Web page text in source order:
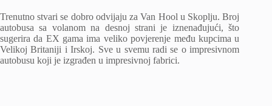
Trenutno stvari se dobro odvijaju za Van Hool u Skoplju. Broj
autobusa sa volanom na desnoj strani je iznenađujući, što
sugerira da EX gama ima veliko povjerenje među kupcima u
Velikoj Britaniji i Irskoj. Sve u svemu radi se o impresivnom
autobusu koji je izgrađen u impresivnoj fabrici.